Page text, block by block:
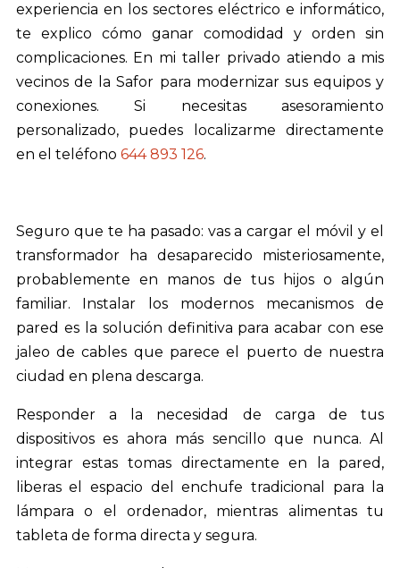
experiencia en los sectores eléctrico e informático,
te explico cómo ganar comodidad y orden sin
complicaciones. En mi taller privado atiendo a mis
vecinos de la Safor para modernizar sus equipos y
conexiones. Si necesitas asesoramiento
personalizado, puedes localizarme directamente
en el teléfono 644 893 126.
Seguro que te ha pasado: vas a cargar el móvil y el
transformador ha desaparecido misteriosamente,
probablemente en manos de tus hijos o algún
familiar. Instalar los modernos mecanismos de
pared es la solución definitiva para acabar con ese
jaleo de cables que parece el puerto de nuestra
ciudad en plena descarga.
Responder a la necesidad de carga de tus
dispositivos es ahora más sencillo que nunca. Al
integrar estas tomas directamente en la pared,
liberas el espacio del enchufe tradicional para la
lámpara o el ordenador, mientras alimentas tu
tableta de forma directa y segura.